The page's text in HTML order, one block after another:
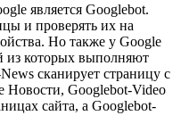
является Googlebot.
и проверять их на
Но также у Google
из которых выполняют
сканирует страницу с
Новости, Googlebot-Video
сайта, а Googlebot-